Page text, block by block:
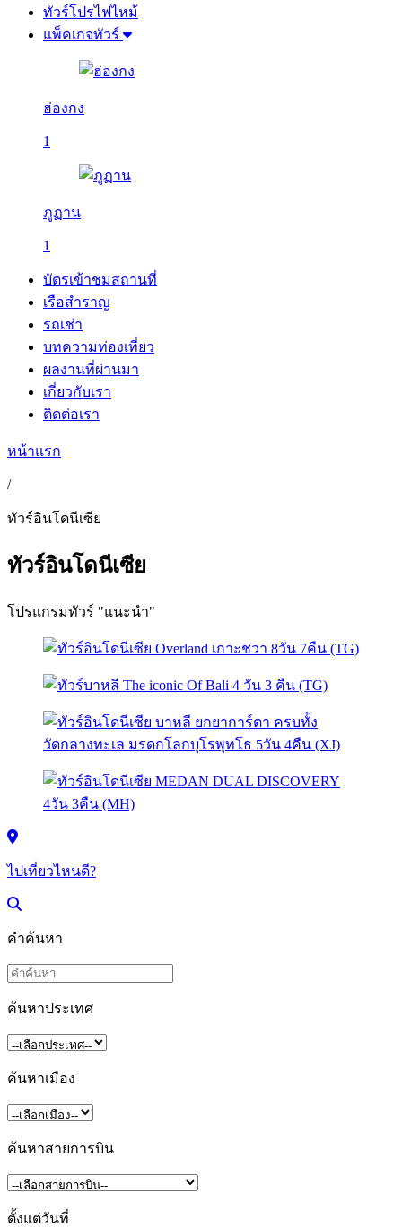
ทัวร์โปรไฟไหม้
แพ็คเกจทัวร์
ฮ่องกง
1
ภูฏาน
1
บัตรเข้าชมสถานที่
เรือสำราญ
รถเช่า
บทความท่องเที่ยว
ผลงานที่ผ่านมา
เกี่ยวกับเรา
ติดต่อเรา
หน้าแรก
/
ทัวร์อินโดนีเซีย
ทัวร์อินโดนีเซีย
โปรแกรมทัวร์ "แนะนำ"
ไปเที่ยวไหนดี?
คำค้นหา
ค้นหาประเทศ
ค้นหาเมือง
ค้นหาสายการบิน
ตั้งแต่วันที่